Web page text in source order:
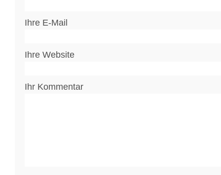
Ihre E-Mail
Ihre Website
Ihr Kommentar